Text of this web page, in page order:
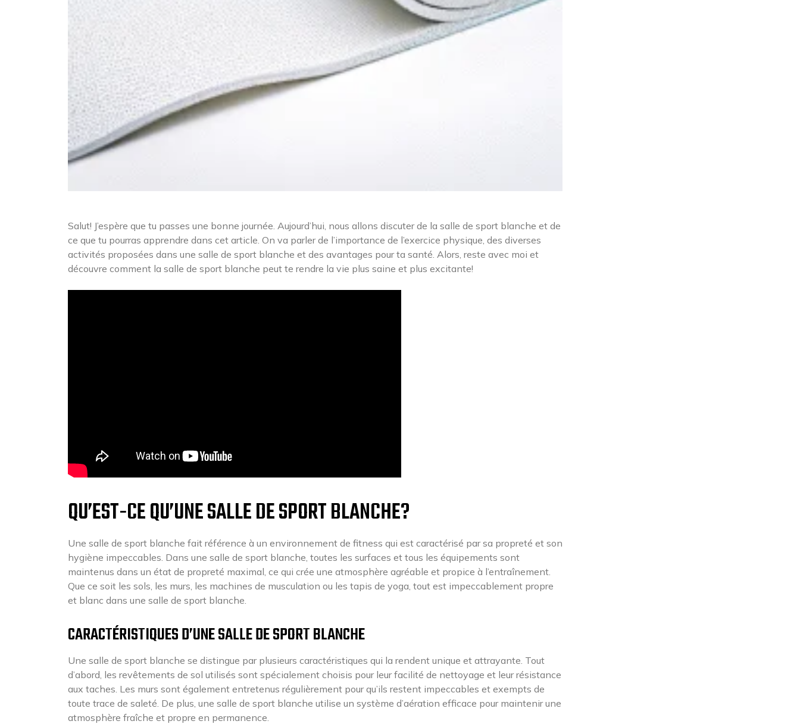
Salut! J’espère que tu passes une bonne journée. Aujourd’hui, nous allons discuter de la salle de sport blanche et de
ce que tu pourras apprendre dans cet article. On va parler de l’importance de l’exercice physique, des diverses
activités proposées dans une salle de sport blanche et des avantages pour ta santé. Alors, reste avec moi et
découvre comment la salle de sport blanche peut te rendre la vie plus saine et plus excitante!
QU’EST-CE QU’UNE SALLE DE SPORT BLANCHE?
Une salle de sport blanche fait référence à un environnement de fitness qui est caractérisé par sa propreté et son
hygiène impeccables. Dans une salle de sport blanche, toutes les surfaces et tous les équipements sont
maintenus dans un état de propreté maximal, ce qui crée une atmosphère agréable et propice à l’entraînement.
Que ce soit les sols, les murs, les machines de musculation ou les tapis de yoga, tout est impeccablement propre
et blanc dans une salle de sport blanche.
CARACTÉRISTIQUES D’UNE SALLE DE SPORT BLANCHE
Une salle de sport blanche se distingue par plusieurs caractéristiques qui la rendent unique et attrayante. Tout
d’abord, les revêtements de sol utilisés sont spécialement choisis pour leur facilité de nettoyage et leur résistance
aux taches. Les murs sont également entretenus régulièrement pour qu’ils restent impeccables et exempts de
toute trace de saleté. De plus, une salle de sport blanche utilise un système d’aération efficace pour maintenir une
atmosphère fraîche et propre en permanence.